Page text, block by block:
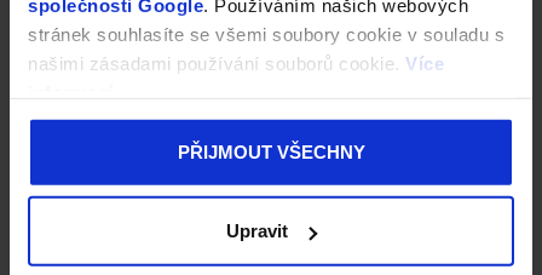
společnosti Google. Používáním našich webových
stránek souhlasíte se všemi soubory cookie v souladu s
našimi zásadami používání souborů cookie. Více
PŘIJMOUT VŠECHNY
Upravit